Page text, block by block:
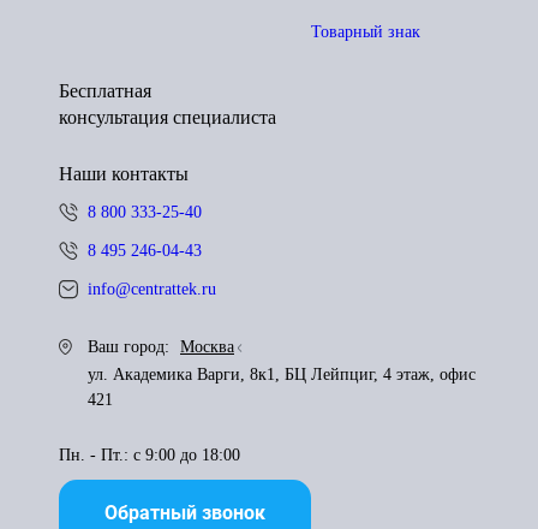
Товарный знак
Бесплатная
консультация специалиста
Наши контакты
8 800 333-25-40
8 495 246-04-43
info@centrattek.ru
Ваш город:
Москва
ул. Академика Варги, 8к1, БЦ Лейпциг, 4 этаж, офис
421
Пн. - Пт.: с 9:00 до 18:00
Обратный звонок